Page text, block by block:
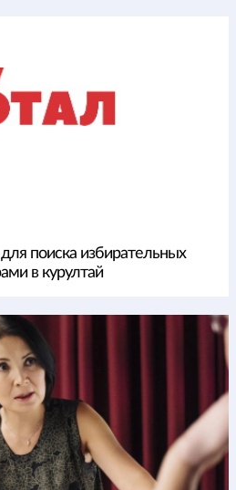
поиска избирательных
в курултай